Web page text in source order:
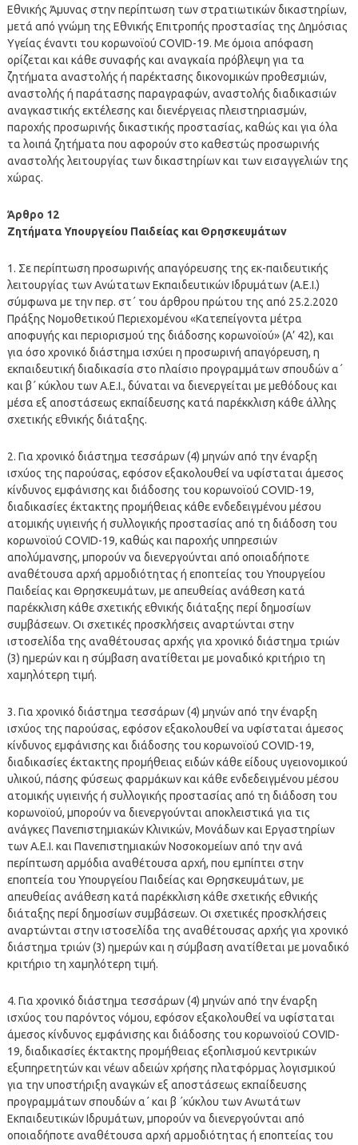
Εθνικής Άμυνας στην περίπτωση των στρατιωτικών δικαστηρίων,
μετά από γνώμη της Εθνικής Επιτροπής προστασίας της Δημόσιας
Υγείας έναντι του κορωνοϊού COVID-19. Με όμοια απόφαση
ορίζεται και κάθε συναφής και αναγκαία πρόβλεψη για τα
ζητήματα αναστολής ή παρέκτασης δικονομικών προθεσμιών,
αναστολής ή παράτασης παραγραφών, αναστολής διαδικασιών
αναγκαστικής εκτέλεσης και διενέργειας πλειστηριασμών,
παροχής προσωρινής δικαστικής προστασίας, καθώς και για όλα
τα λοιπά ζητήματα που αφορούν στο καθεστώς προσωρινής
αναστολής λειτουργίας των δικαστηρίων και των εισαγγελιών της
χώρας.
Άρθρο 12
Ζητήματα Υπουργείου Παιδείας και Θρησκευμάτων
1. Σε περίπτωση προσωρινής απαγόρευσης της εκ-παιδευτικής
λειτουργίας των Ανώτατων Εκπαιδευτικών Ιδρυμάτων (Α.Ε.Ι.)
σύμφωνα με την περ. στ΄ του άρθρου πρώτου της από 25.2.2020
Πράξης Νομοθετικού Περιεχομένου «Κατεπείγοντα μέτρα
αποφυγής και περιορισμού της διάδοσης κορωνοϊού» (Α’ 42), και
για όσο χρονικό διάστημα ισχύει η προσωρινή απαγόρευση, η
εκπαιδευτική διαδικασία στο πλαίσιο προγραμμάτων σπουδών α΄
και β΄ κύκλου των Α.Ε.Ι., δύναται να διενεργείται με μεθόδους και
μέσα εξ αποστάσεως εκπαίδευσης κατά παρέκκλιση κάθε άλλης
σχετικής εθνικής διάταξης.
2. Για χρονικό διάστημα τεσσάρων (4) μηνών από την έναρξη
ισχύος της παρούσας, εφόσον εξακολουθεί να υφίσταται άμεσος
κίνδυνος εμφάνισης και διάδοσης του κορωνοϊού COVID-19,
διαδικασίες έκτακτης προμήθειας κάθε ενδεδειγμένου μέσου
ατομικής υγιεινής ή συλλογικής προστασίας από τη διάδοση του
κορωνοϊού COVID-19, καθώς και παροχής υπηρεσιών
απολύμανσης, μπορούν να διενεργούνται από οποιαδήποτε
αναθέτουσα αρχή αρμοδιότητας ή εποπτείας του Υπουργείου
Παιδείας και Θρησκευμάτων, με απευθείας ανάθεση κατά
παρέκκλιση κάθε σχετικής εθνικής διάταξης περί δημοσίων
συμβάσεων. Οι σχετικές προσκλήσεις αναρτώνται στην
ιστοσελίδα της αναθέτουσας αρχής για χρονικό διάστημα τριών
(3) ημερών και η σύμβαση ανατίθεται με μοναδικό κριτήριο τη
χαμηλότερη τιμή.
3. Για χρονικό διάστημα τεσσάρων (4) μηνών από την έναρξη
ισχύος της παρούσας, εφόσον εξακολουθεί να υφίσταται άμεσος
κίνδυνος εμφάνισης και διάδοσης του κορωνοϊού COVID-19,
διαδικασίες έκτακτης προμήθειας ειδών κάθε είδους υγειονομικού
υλικού, πάσης φύσεως φαρμάκων και κάθε ενδεδειγμένου μέσου
ατομικής υγιεινής ή συλλογικής προστασίας από τη διάδοση του
κορωνοϊού, μπορούν να διενεργούνται αποκλειστικά για τις
ανάγκες Πανεπιστημιακών Κλινικών, Μονάδων και Εργαστηρίων
των Α.Ε.Ι. και Πανεπιστημιακών Νοσοκομείων από την ανά
περίπτωση αρμόδια αναθέτουσα αρχή, που εμπίπτει στην
εποπτεία του Υπουργείου Παιδείας και Θρησκευμάτων, με
απευθείας ανάθεση κατά παρέκκλιση κάθε σχετικής εθνικής
διάταξης περί δημοσίων συμβάσεων. Οι σχετικές προσκλήσεις
αναρτώνται στην ιστοσελίδα της αναθέτουσας αρχής για χρονικό
διάστημα τριών (3) ημερών και η σύμβαση ανατίθεται με μοναδικό
κριτήριο τη χαμηλότερη τιμή.
4. Για χρονικό διάστημα τεσσάρων (4) μηνών από την έναρξη
ισχύος του παρόντος νόμου, εφόσον εξακολουθεί να υφίσταται
άμεσος κίνδυνος εμφάνισης και διάδοσης του κορωνοϊού COVID-
19, διαδικασίες έκτακτης προμήθειας εξοπλισμού κεντρικών
εξυπηρετητών και νέων αδειών χρήσης πλατφόρμας λογισμικού
για την υποστήριξη αναγκών εξ αποστάσεως εκπαίδευσης
προγραμμάτων σπουδών α΄ και β ΄κύκλου των Ανωτάτων
Εκπαιδευτικών Ιδρυμάτων, μπορούν να διενεργούνται από
οποιαδήποτε αναθέτουσα αρχή αρμοδιότητας ή εποπτείας του